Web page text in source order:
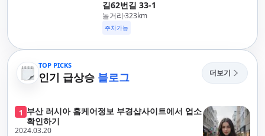
길62번길 33-1
놀거리 323km
주차가능
TOP PICKS
인기 급상승 블로그 더보기
1 부산 러시아 홈케어정보 부경샵사이트에서 업소
확인하기
2024.03.20